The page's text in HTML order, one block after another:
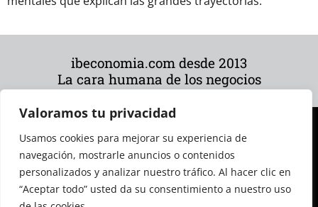
Valoramos tu privacidad
Usamos cookies para mejorar su experiencia de
navegación, mostrarle anuncios o contenidos
personalizados y analizar nuestro tráfico. Al hacer clic en
“Aceptar todo” usted da su consentimiento a nuestro uso
ibeconomia.com desde 2013
La cara humana de los negocios